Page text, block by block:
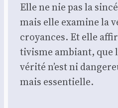
Elle ne nie pas la
mais elle exa­mine la
croyances. Et elle
ti­visme ambiant, que
véri­té n’est ni
mais essen­tielle.